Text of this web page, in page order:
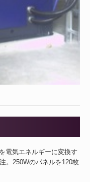
電気エネルギーに変換す
。250Wのパネルを120枚